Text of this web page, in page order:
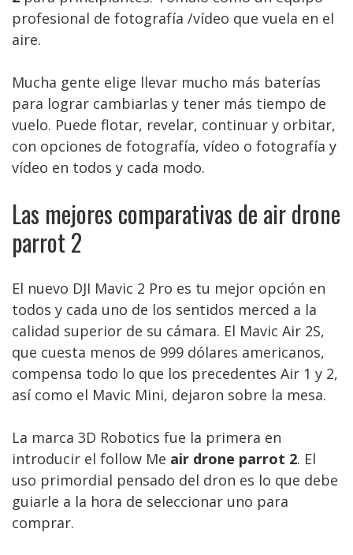
profesional de fotografía /vídeo que vuela en el
aire.
Mucha gente elige llevar mucho más baterías
para lograr cambiarlas y tener más tiempo de
vuelo. Puede flotar, revelar, continuar y orbitar,
con opciones de fotografía, vídeo o fotografía y
vídeo en todos y cada modo.
Las mejores comparativas de air drone
parrot 2
El nuevo DJI Mavic 2 Pro es tu mejor opción en
todos y cada uno de los sentidos merced a la
calidad superior de su cámara. El Mavic Air 2S,
que cuesta menos de 999 dólares americanos,
compensa todo lo que los precedentes Air 1 y 2,
así como el Mavic Mini, dejaron sobre la mesa.
La marca 3D Robotics fue la primera en
introducir el follow Me air drone parrot 2. El
uso primordial pensado del dron es lo que debe
guiarle a la hora de seleccionar uno para
comprar.